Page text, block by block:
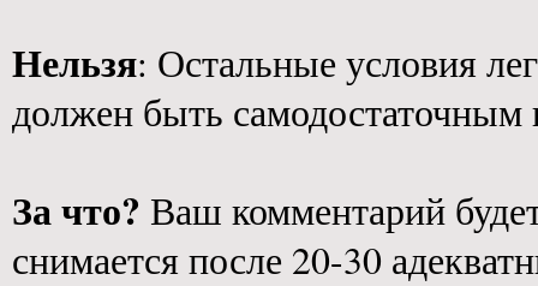
Нельзя: Остальные условия
должен быть самодостаточным
За что? Ваш комментарий
снимается после 20-30